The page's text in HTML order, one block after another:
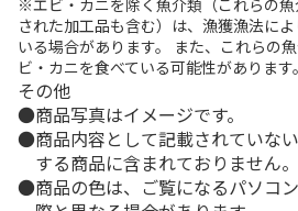
された加工品も含む）は、漁獲漁法に
いる場合があります。 また、これらの
ビ・カニを食べている可能性があります。
その他
商品写真はイメージです。
商品内容として記載されていな
する商品に含まれておりません。
商品の色は、ご覧になるパソコ